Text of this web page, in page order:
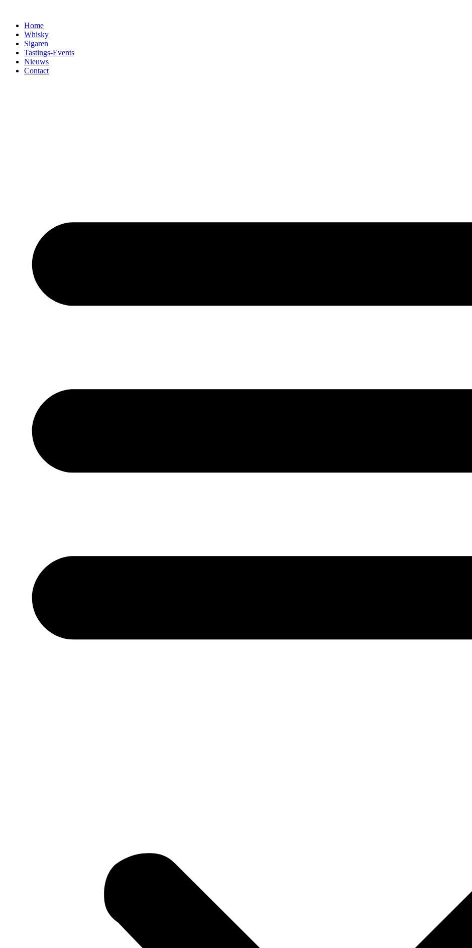
Home
Whisky
Sigaren
Tastings-Events
Nieuws
Contact